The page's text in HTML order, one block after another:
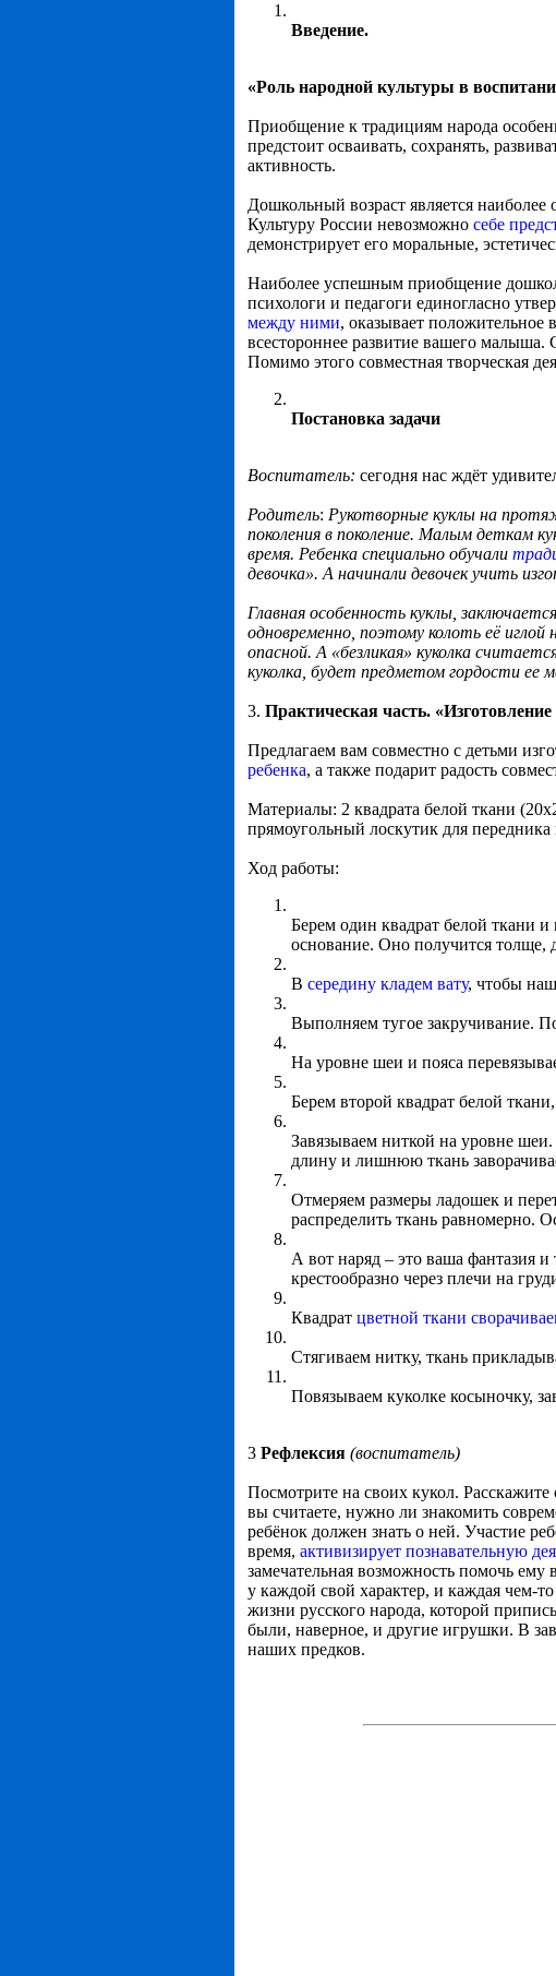
Введение.
«Роль народной культуры в
Приобщение к традициям народа
предстоит осваивать, сохранять,
активность.
Дошкольный возраст является
Культуру России невозможно себе
демонстрирует его моральные,
Наиболее успешным приобщение
психологи и педагоги единогласно
между ними, оказывает положительное
всестороннее развитие вашего
Помимо этого совместная творческая
Постановка задачи
Воспитатель: сегодня нас ждёт
Родитель: Рукотворные куклы на
поколения в поколение. Малым деткам
время. Ребенка специально обучали
девочка». А начинали девочек учить
Главная особенность куклы,
одновременно, поэтому колоть её
опасной. А «безликая» куколка
куколка, будет предметом гордости ее
3. Практическая часть.
Предлагаем вам совместно с детьми
ребенка, а также подарит радость
Материалы: 2 квадрата белой ткани
прямоугольный лоскутик для
Ход работы:
Берем один квадрат белой ткани
основание. Оно получится толще,
В середину кладем вату, чтобы
Выполняем тугое закручивание.
На уровне шеи и пояса
Берем второй квадрат белой
Завязываем ниткой на уровне
длину и лишнюю ткань
Отмеряем размеры ладошек и
распределить ткань равномерно.
А вот наряд – это ваша фантазия
крестообразно через плечи на
Квадрат цветной ткани
Стягиваем нитку, ткань
Повязываем куколке косыночку,
3 Рефлексия (воспитатель)
Посмотрите на своих кукол.
вы считаете, нужно ли знакомить
ребёнок должен знать о ней. Участие
время, активизирует познавательную
замечательная возможность помочь
у каждой свой характер, и каждая чем-
жизни русского народа, которой
были, наверное, и другие игрушки. В
наших предков.